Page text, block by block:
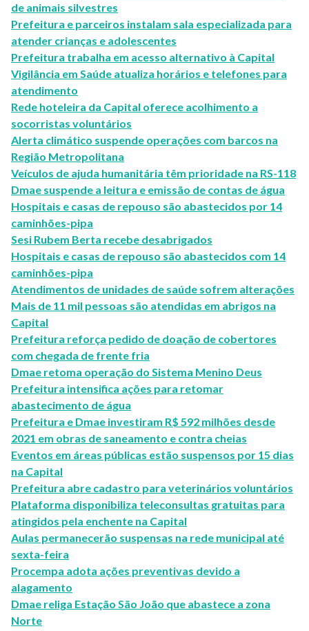
de animais silvestres
Prefeitura e parceiros instalam sala especializada para
atender crianças e adolescentes
Prefeitura trabalha em acesso alternativo à Capital
Vigilância em Saúde atualiza horários e telefones para
atendimento
Rede hoteleira da Capital oferece acolhimento a
socorristas voluntários
Alerta climático suspende operações com barcos na
Região Metropolitana
Veículos de ajuda humanitária têm prioridade na RS-118
Dmae suspende a leitura e emissão de contas de água
Hospitais e casas de repouso são abastecidos por 14
caminhões-pipa
Sesi Rubem Berta recebe desabrigados
Hospitais e casas de repouso são abastecidos com 14
caminhões-pipa
Atendimentos de unidades de saúde sofrem alterações
Mais de 11 mil pessoas são atendidas em abrigos na
Capital
Prefeitura reforça pedido de doação de cobertores
com chegada de frente fria
Dmae retoma operação do Sistema Menino Deus
Prefeitura intensifica ações para retomar
abastecimento de água
Prefeitura e Dmae investiram R$ 592 milhões desde
2021 em obras de saneamento e contra cheias
Eventos em áreas públicas estão suspensos por 15 dias
na Capital
Prefeitura abre cadastro para veterinários voluntários
Plataforma disponibiliza teleconsultas gratuitas para
atingidos pela enchente na Capital
Aulas permanecerão suspensas na rede municipal até
sexta-feira
Procempa adota ações preventivas devido a
alagamento
Dmae religa Estação São João que abastece a zona
Norte